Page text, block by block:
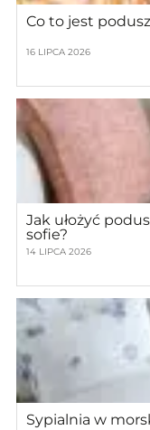
Co to jest
16 LIPCA 2026
Jak ułożyć
sofie?
14 LIPCA 2026
Sypialnia w